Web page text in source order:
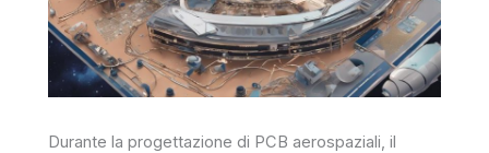
Durante la progettazione di PCB aerospaziali, il